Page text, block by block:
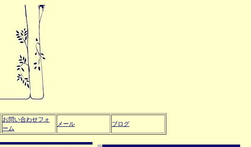
お問い合わせフォ
ーム
メール ブログ